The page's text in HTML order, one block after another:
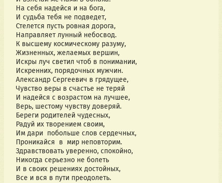
На себя надейся и на бога,
И судьба тебя не подведет,
Стелется пусть ровная дорога,
Направляет лунный небосвод.
К высшему космическому разуму,
Жизненных, желаемых вершин,
Искры луч светил чтоб в понимании,
Искренних, порядочных мужчин.
Александр Сергеевич в грядущее,
Чувство веры в счастье не теряй
И надейся с возрастом на лучшее,
Верь, шестому чувству доверяй.
Береги родителей чудесных,
Радуй их творением своим,
Им дари побольше слов сердечных,
Проникайся в мир неповторим.
Здравствовать уверенно, спокойно,
Никогда серьезно не болеть
И в своих решениях достойных,
Все и вся в пути преодолеть.